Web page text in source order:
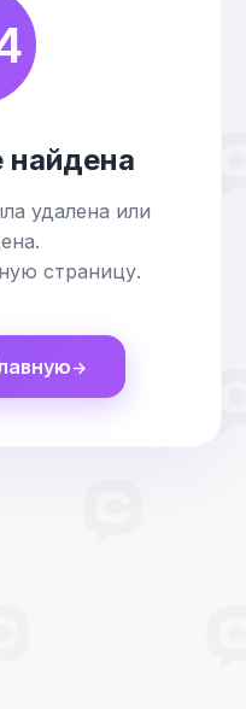
найдена
удалена или
страницу.
→